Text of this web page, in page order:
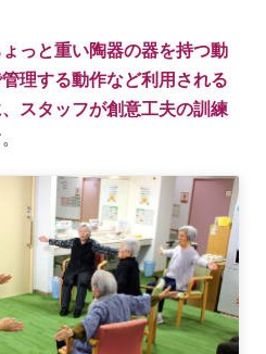
っと重い陶器の器を持つ動
理する動作など利用される
スタッフが創意工夫の訓練